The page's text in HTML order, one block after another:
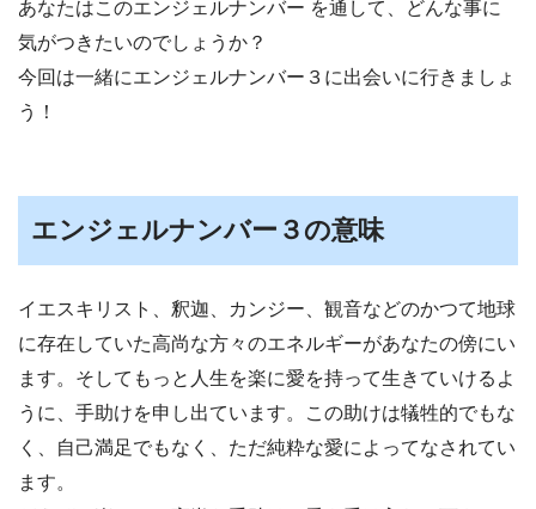
あなたはこのエンジェルナンバー を通して、どんな事に
気がつきたいのでしょうか？
今回は一緒にエンジェルナンバー３に出会いに行きましょ
う！
エンジェルナンバー３の意味
イエスキリスト、釈迦、カンジー、観音などのかつて地球
に存在していた高尚な方々のエネルギーがあなたの傍にい
ます。そしてもっと人生を楽に愛を持って生きていけるよ
うに、手助けを申し出ています。この助けは犠牲的でもな
く、自己満足でもなく、ただ純粋な愛によってなされてい
ます。